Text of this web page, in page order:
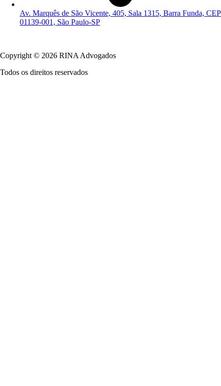
Av. Marquês de São Vicente, 405, Sala 1315, Barra Funda, CEP
01139-001, São Paulo-SP
Copyright © 2026 RINA Advogados
Todos os direitos reservados